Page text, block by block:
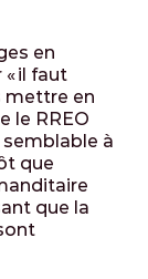
en
« il faut
mettre en
le RREO
à
que
que la